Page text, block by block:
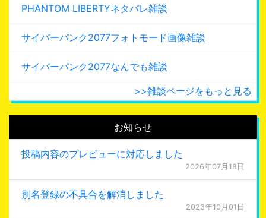
PHANTOM LIBERTYネタバレ雑談
サイバーパンク2077フォトモード画像雑談
サイバーパンク2077なんでも雑談
>>雑談ページをもっと見る
お知らせ
投稿内容のプレビューに対応しました
2026年07月18日
別名登録の不具合を解消しました
2023年10月01日